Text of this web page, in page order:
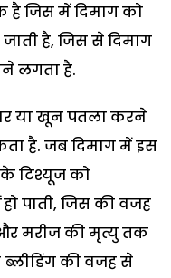
है जिस में दिमाग को
है, जिस से दिमाग
लगता है.
या खून पतला करने
है. जब दिमाग में इस
के टिश्यूज को
पाती, जिस की वजह
मरीज की मृत्यु तक
ब्लीडिंग की वजह से